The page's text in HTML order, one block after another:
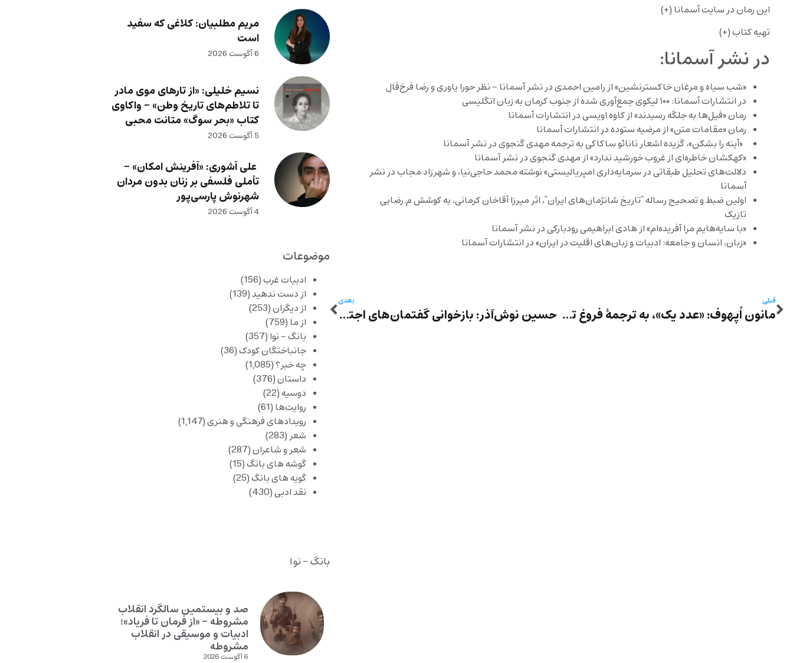
این رمان در سایتآسمانا (+)
تهیه کتاب (+)
در نشر آسمانا:
«شب سیاه و مرغان خاکسترنشین» از رامین احمدی در نشر آسمانا – نظر حورا یاوری و رضا فرخ‌فال
در انتشارات آسمانا: ۱۰۰ لیکوی جمع‌آوری شده از جنوب کرمان به زبان انگلیسی
رمان «فیل‌ها به جلگه رسیدند» از کاوه اویسی در انتشارات آسمانا
رمان «مقامات متن» از مرضیه ستوده در انتشارات آسمانا
«آینه را بشکن»، گزیده اشعار نانائو ساکاکی به ترجمه مهدی گنجوی در نشر آسمانا
«کهکشان خاطره‌ای از غروب خورشید ندارد» از مهدی گنجوی در نشر آسمانا
دلالت‌های تحلیل طبقاتی در سرمایه‌داری امپریالیستی» نوشته محمد حاجی‌نیا، و شهرزاد مجاب در نشر
آسمانا
اولین ضبط و تصحیح رساله “تاریخ شانژمان‌های ایران”، اثر میرزا آقاخان کرمانی، به کوشش م.رضایی
تازیک
«با سایه‌هایم مرا آفریده‌ام» از هادی ابراهیمی رودبارکی در نشر آسمانا
«زبان، انسان و جامعه: ادبیات و زبان‌های اقلیت در ایران» در انتشارات آسمانا
قبلی
مانون اُپهوف: «عدد یک»، به ترجمۀ فروغ تمیمی
بعدی
حسین نوش‌آذر: بازخوانی گفتمان‌های اجتماعی در جهان داستان‌های شهریار مندنی‌پور
مریم مطلبیان: کلاغی که سفید
است
6 آگوست 2026
نسیم خلیلی: «از تارهای موی مادر
تا تلاطم‌های تاریخ وطن» – واکاوی
کتاب «بحر سوگ» متانت محبی
5 آگوست 2026
علی آشوری: «آفرینش امکان» –
تأملی فلسفی بر زنان بدون مردان
شهرنوش پارسی‌پور
4 آگوست 2026
موضوعات
ادبیات غرب(156)
از دست ندهید(139)
از دیگران(253)
از ما (759)
بانگ – نوا (357)
جانباختگان کودک(36)
چه خبر؟(1,085)
داستان(376)
دوسیه(22)
روایت‌ها (61)
رویدادهای فرهنگی و هنری(1,147)
شعر (283)
شعر و شاعران(287)
گوشه های بانگ(15)
گویه های بانگ(25)
نقد ادبی(430)
بانگ - نوا
صد و بیستمین سالگرد انقلاب
مشروطه – «از فرمان تا فریاد»؛
ادبیات و موسیقی در انقلاب
مشروطه
6 آگوست 2026